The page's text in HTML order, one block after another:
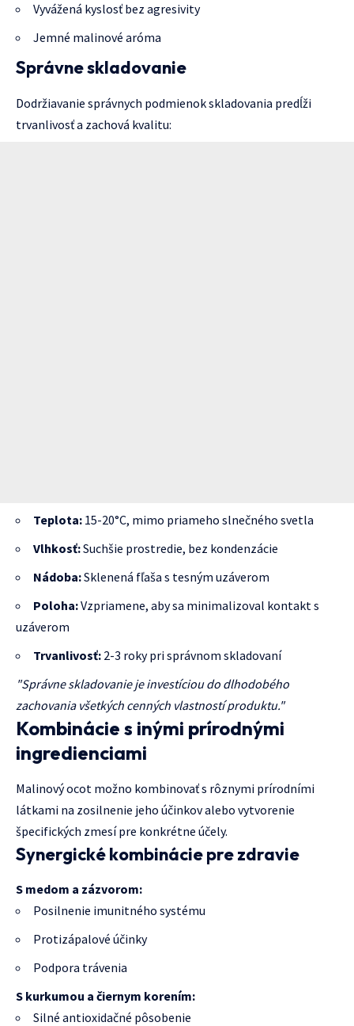
Vyvážená kyslosť bez agresivity
Jemné malinové aróma
Správne skladovanie
Dodržiavanie správnych podmienok skladovania predĺži
trvanlivosť a zachová kvalitu:
Teplota: 15-20°C, mimo priameho slnečného svetla
Vlhkosť:Suchšie prostredie, bez kondenzácie
Nádoba:Sklenená fľaša s tesným uzáverom
Poloha:Vzpriamene, aby sa minimalizoval kontakt s
uzáverom
Trvanlivosť: 2-3 roky pri správnom skladovaní
"Správne skladovanie je investíciou do dlhodobého
zachovania všetkých cenných vlastností produktu."
Kombinácie s inými prírodnými
ingredienciami
Malinový ocot možno kombinovať s rôznymi prírodními
látkami na zosilnenie jeho účinkov alebo vytvorenie
špecifických zmesí pre konkrétne účely.
Synergické kombinácie pre zdravie
S medom a zázvorom:
Posilnenie imunitného systému
Protizápalové účinky
Podpora trávenia
S kurkumou a čiernym korením:
Silné antioxidačné pôsobenie